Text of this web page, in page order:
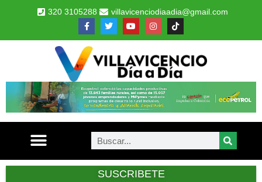
320 3105288 villavicenciodiaadia@gmail.com
SUSCRIBETE